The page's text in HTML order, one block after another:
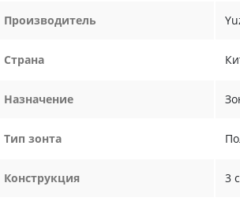
Производитель
Страна
Назначение
Тип зонта
Конструкция 3